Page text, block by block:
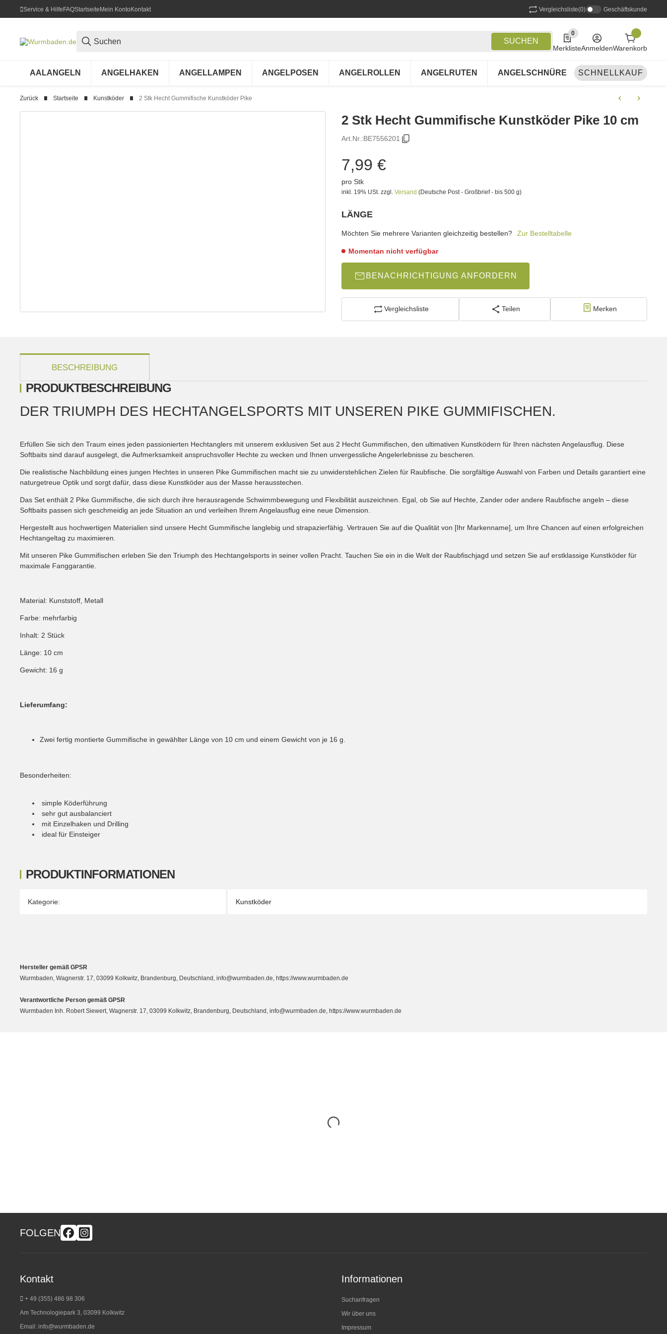
Service & HilfeFAQStartseiteMein KontoKontakt Vergleichsliste(0) Geschäftskunde
SUCHEN
0
0 Produkte in der Liste
MerklisteAnmeldenWarenkorb
AALANGELN ANGELHAKEN ANGELLAMPEN ANGELPOSEN ANGELROLLEN ANGELRUTEN ANGELSCHNÜRE ANGELSETS
SCHNELLKAUF
Zurück Startseite Kunstköder 2 Stk Hecht Gummifische Kunstköder Pike
2 Stk Hecht Gummifische Kunstköder Pike 10 cm
Art.Nr.:BE7556201
7,99 €
pro Stk
inkl. 19% USt. zzgl. Versand (Deutsche Post - Großbrief - bis 500 g)
LÄNGE
Möchten Sie mehrere Varianten gleichzeitig bestellen?
Zur Bestelltabelle
Momentan nicht verfügbar
BENACHRICHTIGUNG ANFORDERN
Vergleichsliste Teilen Merken
BESCHREIBUNG
PRODUKTINFORMATIONEN
Produkteigenschaft
Wert
Kategorie: Kunstköder
PRODUKTBESCHREIBUNG
DER TRIUMPH DES HECHTANGELSPORTS MIT UNSEREN PIKE GUMMIFISCHEN.
Erfüllen Sie sich den Traum eines jeden passionierten Hechtanglers mit unserem exklusiven Set aus 2 Hecht Gummifischen, den ultimativen Kunstködern für Ihren nächsten Angelausflug. Diese
Softbaits sind darauf ausgelegt, die Aufmerksamkeit anspruchsvoller Hechte zu wecken und Ihnen unvergessliche Angelerlebnisse zu bescheren.
Die realistische Nachbildung eines jungen Hechtes in unseren Pike Gummifischen macht sie zu unwiderstehlichen Zielen für Raubfische. Die sorgfältige Auswahl von Farben und Details garantiert eine
naturgetreue Optik und sorgt dafür, dass diese Kunstköder aus der Masse herausstechen.
Das Set enthält 2 Pike Gummifische, die sich durch ihre herausragende Schwimmbewegung und Flexibilität auszeichnen. Egal, ob Sie auf Hechte, Zander oder andere Raubfische angeln – diese
Softbaits passen sich geschmeidig an jede Situation an und verleihen Ihrem Angelausflug eine neue Dimension.
Hergestellt aus hochwertigen Materialien sind unsere Hecht Gummifische langlebig und strapazierfähig. Vertrauen Sie auf die Qualität von [Ihr Markenname], um Ihre Chancen auf einen erfolgreichen
Hechtangeltag zu maximieren.
Mit unseren Pike Gummifischen erleben Sie den Triumph des Hechtangelsports in seiner vollen Pracht. Tauchen Sie ein in die Welt der Raubfischjagd und setzen Sie auf erstklassige Kunstköder für
maximale Fanggarantie.
Material: Kunststoff, Metall
Farbe: mehrfarbig
Inhalt: 2 Stück
Länge: 10 cm
Gewicht: 16 g
Lieferumfang:
Zwei fertig montierte Gummifische in gewählter Länge von 10 cm und einem Gewicht von je 16 g.
Besonderheiten:
simple Köderführung
sehr gut ausbalanciert
mit Einzelhaken und Drilling
ideal für Einsteiger
Hersteller gemäß GPSR
Wurmbaden, Wagnerstr. 17, 03099 Kolkwitz, Brandenburg, Deutschland, info@wurmbaden.de, https://www.wurmbaden.de
Verantwortliche Person gemäß GPSR
Wurmbaden Inh. Robert Siewert, Wagnerstr. 17, 03099 Kolkwitz, Brandenburg, Deutschland, info@wurmbaden.de, https://www.wurmbaden.de
FOLGEN
Kontakt
+ 49 (355) 486 98 306
Am Technologiepark 3, 03099 Kolkwitz
Email: info@wurmbaden.de
Informationen
Suchanfragen
Wir über uns
Impressum